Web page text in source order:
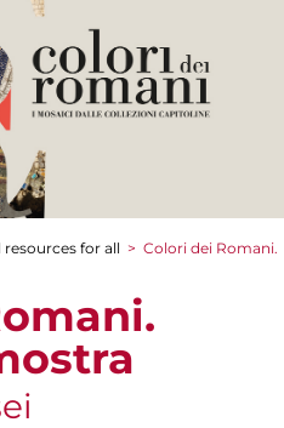
for all > Colori dei Romani.